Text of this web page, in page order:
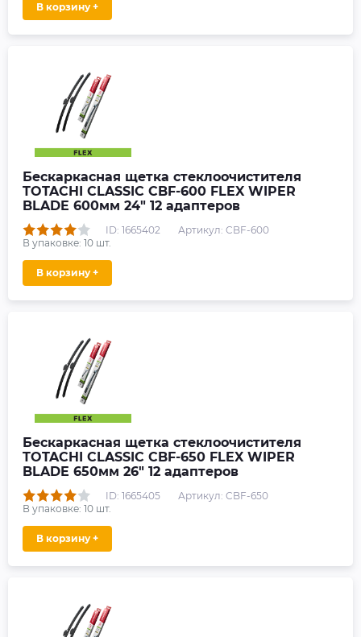
В корзину +
Бескаркасная щетка стеклоочистителя
TOTACHI CLASSIC CBF-600 FLEX WIPER
BLADE 600мм 24" 12 адаптеров
ID: 1665402
Артикул: CBF-600
В упаковке: 10 шт.
В корзину +
Бескаркасная щетка стеклоочистителя
TOTACHI CLASSIC CBF-650 FLEX WIPER
BLADE 650мм 26" 12 адаптеров
ID: 1665405
Артикул: CBF-650
В упаковке: 10 шт.
В корзину +